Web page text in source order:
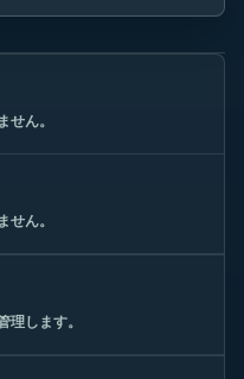
せん。
せん。
理します。